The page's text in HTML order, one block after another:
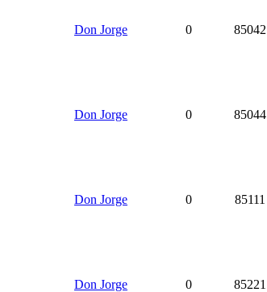
Don Jorge 0 85042
Don Jorge 0 85044
Don Jorge 0 85111
Don Jorge 0 85221